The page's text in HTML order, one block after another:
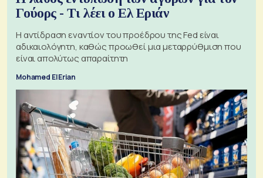
Γούορς - Τι λέει ο Ελ Εριάν
Η αντίδραση εναντίον του προέδρου της Fed είναι
αδικαιολόγητη, καθώς προωθεί μια μεταρρύθμιση που
είναι απολύτως απαραίτητη
Mohamed El Erian